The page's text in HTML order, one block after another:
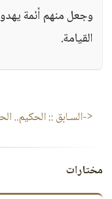
وجعل منهم أئمة
القيامة.
<-السـابق ::الحكيم..
مختارات